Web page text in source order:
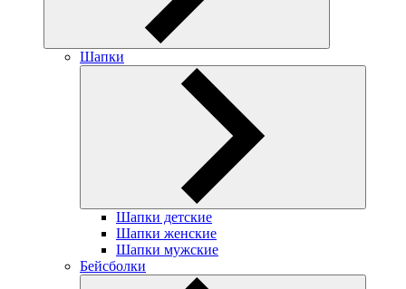
Шапки
Шапки детские
Шапки женские
Шапки мужские
Бейсболки